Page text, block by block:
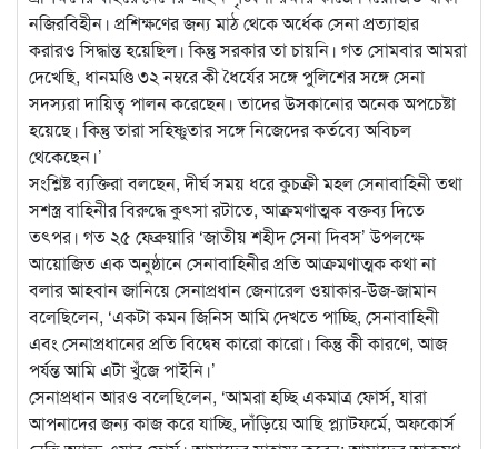
নজিরবিহীন। প্রশিক্ষণের জন্য মাঠ থেকে অর্ধেক সেনা প্রত্যাহার
করারও সিদ্ধান্ত হয়েছিল। কিন্তু সরকার তা চায়নি। গত সোমবার আমরা
দেখেছি, ধানমণ্ডি ৩২ নম্বরে কী ধৈর্যের সঙ্গে পুলিশের সঙ্গে সেনা
সদস্যরা দায়িত্ব পালন করেছেন। তাদের উসকানোর অনেক অপচেষ্টা
হয়েছে। কিন্তু তারা সহিষ্ণুতার সঙ্গে নিজেদের কর্তব্যে অবিচল
থেকেছেন।’
সংশ্লিষ্ট ব্যক্তিরা বলছেন, দীর্ঘ সময় ধরে কুচক্রী মহল সেনাবাহিনী তথা
সশস্ত্র বাহিনীর বিরুদ্ধে কুৎসা রটাতে, আক্রমণাত্মক বক্তব্য দিতে
তৎপর। গত ২৫ ফেব্রুয়ারি ‘জাতীয় শহীদ সেনা দিবস’ উপলক্ষে
আয়োজিত এক অনুষ্ঠানে সেনাবাহিনীর প্রতি আক্রমণাত্মক কথা না
বলার আহবান জানিয়ে সেনাপ্রধান জেনারেল ওয়াকার-উজ-জামান
বলেছিলেন, ‘একটা কমন জিনিস আমি দেখতে পাচ্ছি, সেনাবাহিনী
এবং সেনাপ্রধানের প্রতি বিদ্বেষ কারো কারো। কিন্তু কী কারণে, আজ
পর্যন্ত আমি এটা খুঁজে পাইনি।’
সেনাপ্রধান আরও বলেছিলেন, ‘আমরা হচ্ছি একমাত্র ফোর্স, যারা
আপনাদের জন্য কাজ করে যাচ্ছি, দাঁড়িয়ে আছি প্ল্যাটফর্মে, অফকোর্স